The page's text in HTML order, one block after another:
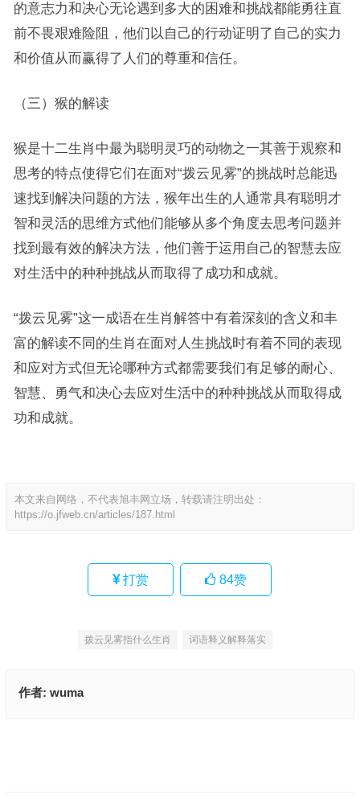
的意志力和决心无论遇到多大的困难和挑战都能勇往直
前不畏艰难险阻，他们以自己的行动证明了自己的实力
和价值从而赢得了人们的尊重和信任。
（三）猴的解读
猴是十二生肖中最为聪明灵巧的动物之一其善于观察和
思考的特点使得它们在面对“拨云见雾”的挑战时总能迅
速找到解决问题的方法，猴年出生的人通常具有聪明才
智和灵活的思维方式他们能够从多个角度去思考问题并
找到最有效的解决方法，他们善于运用自己的智慧去应
对生活中的种种挑战从而取得了成功和成就。
“拨云见雾”这一成语在生肖解答中有着深刻的含义和丰
富的解读不同的生肖在面对人生挑战时有着不同的表现
和应对方式但无论哪种方式都需要我们有足够的耐心、
智慧、勇气和决心去应对生活中的种种挑战从而取得成
功和成就。
本文来自网络，不代表旭丰网立场，转载请注明出处：
https://o.jfweb.cn/articles/187.html
打赏 84赞
拨云见雾指什么生肖 词语释义解释落实
作者: wuma